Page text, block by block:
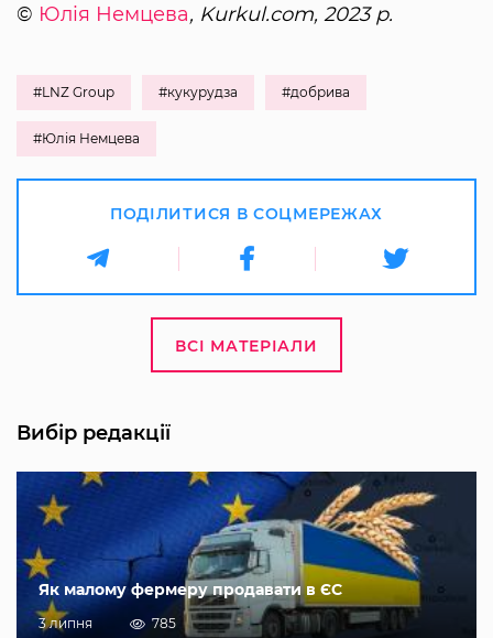
© Юлія Немцева, Kurkul.com, 2023 р.
#LNZ Group #кукурудза #добрива
#Юлія Немцева
ПОДІЛИТИСЯ В СОЦМЕРЕЖАХ
ВСІ МАТЕРІАЛИ
Вибір редакції
Як малому фермеру продавати в ЄС
3 липня 785